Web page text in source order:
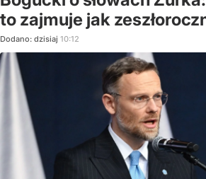
to zajmuje jak
Dodano: dzisiaj 10:12